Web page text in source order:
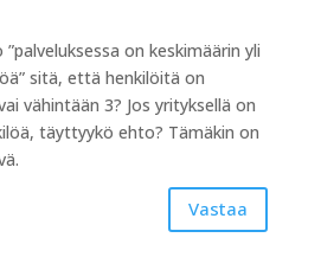
on keskimäärin yli
sitä, että henkilöitä on
vähintään 3? Jos yrityksellä on
täyttyykö ehto? Tämäkin on
Vastaa